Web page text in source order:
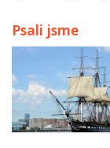
Psali jsme